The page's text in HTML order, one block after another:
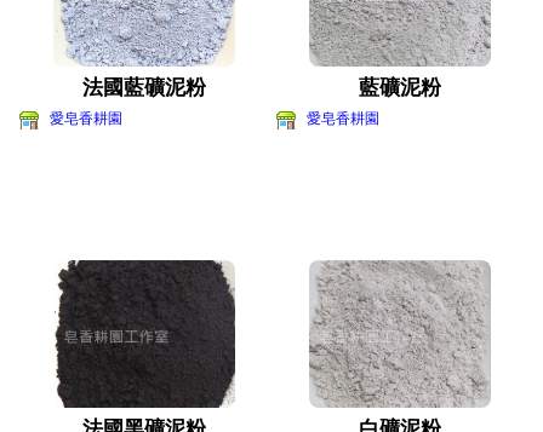
法國藍礦泥粉
愛皂香耕園
藍礦泥粉
愛皂香耕園